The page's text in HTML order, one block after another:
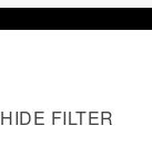
HIDE FILTER